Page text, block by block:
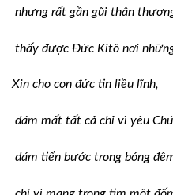
nhưng rất gần gũi thân
thấy được Ðức Kitô nơi
Xin cho con đức tin liều lĩnh,
dám mất tất cả chỉ vì yêu
dám tiến bước trong bóng